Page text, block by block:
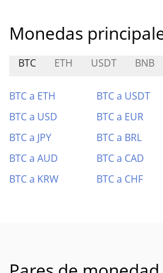
Monedas
BTC ETH USDT BNB
BTC a ETH BTC a USDT
BTC a USD
BTC a EUR
BTC a JPY
BTC a BRL
BTC a AUD
BTC a CAD
BTC a KRW
BTC a CHF